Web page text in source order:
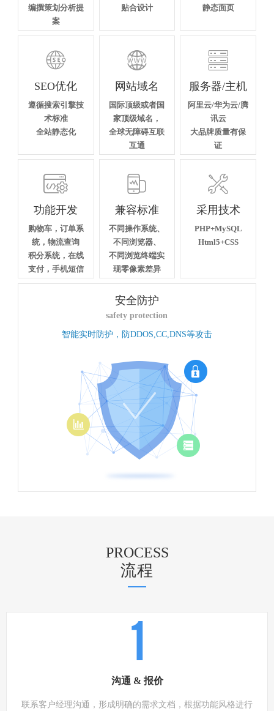
编撰策划分析提
案
贴合设计
静态面页

SEO优化
遵循搜索引擎技
术标准
全站静态化

网站域名
国际顶级或者国
家顶级域名，
全球无障碍互联
互通

服务器/主机
阿里云/华为云/腾
讯云
大品牌质量有保
证

功能开发
购物车，订单系
统，物流查询
积分系统，在线
支付，手机短信

兼容标准
不同操作系统、
不同浏览器、
不同浏览终端实
现零像素差异

采用技术
PHP+MySQL
Html5+CSS
安全防护
safety protection
智能实时防护，防DDOS,CC,DNS等攻击
PROCESS
流程
沟通 & 报价
联系客户经理沟通，形成明确的需求文档，根据功能风格进行